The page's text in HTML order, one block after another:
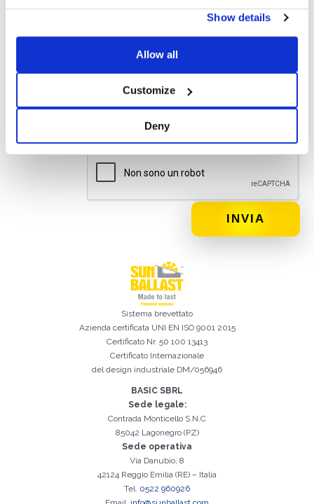
Show details
Allow all
Customize
Deny
disiscriverti cliccando sull’apposito link situato a piè di
DI COSA DI OCCUPI?*
Installatore
Privacy Policy*
Il campo Nome è obbligatorio
Il campo Cognome è obbligatorio
Il campo Azienda è obbligatorio
Il campo Città è obbligatorio
Il campo Telefono è obbligatorio
Il campo E-mail è obbligatorio
E-mail inserita non valida
È indispensabile accettare la Privacy Policy
Iscrizione effettuata con successo. Verificare la propria casella e-
Spiacenti, si è verificato il seguente errore:
Sistema brevettato
Azienda certificata UNI EN ISO 9001 2015
Certificato Nr. 50 100 13413
Certificato Internazionale
del design industriale DM/056946
BASIC SBRL
Sede legale:
Contrada Monticello S.N.C
85042 Lagonegro (PZ)
Sede operativa
Via Danubio, 8
42124 Reggio Emilia (RE) – Italia
Tel. 0522 960926